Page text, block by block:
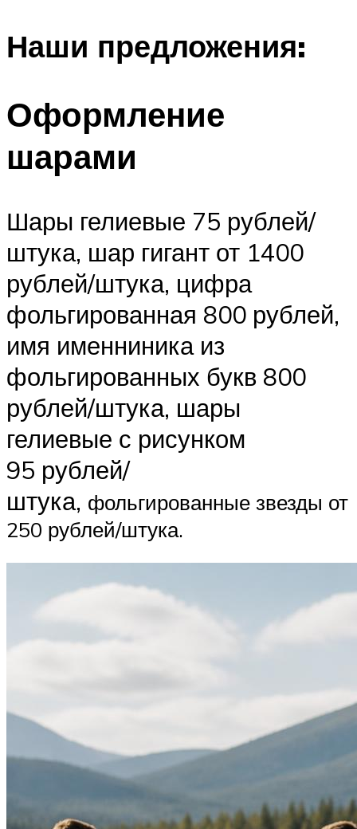
Наши предложения:
Оформление
шарами
Шары гелиевые 75 рублей/
штука, шар гигант от 1400
рублей/штука, цифра
фольгированная 800 рублей,
имя именниника из
фольгированных букв 800
рублей/штука, шары
гелиевые с рисунком
95 рублей/
штука, фольгированные звезды от
250 рублей/штука.